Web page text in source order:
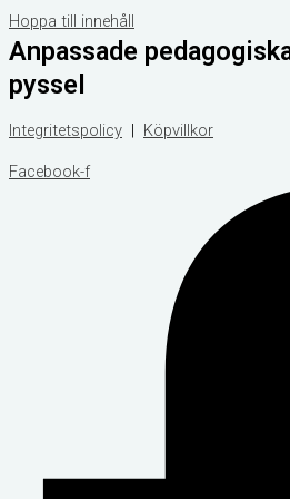
Hoppa till innehåll
Anpassade
pyssel
Integritetspolicy | Köpvillkor
Facebook-f